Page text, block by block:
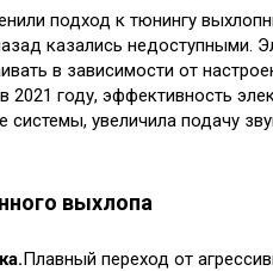
подход к тюнингу
казались недоступными.
в зависимости от
2021 году, эффективность
увеличила подачу
выхлопа
Плавный переход от